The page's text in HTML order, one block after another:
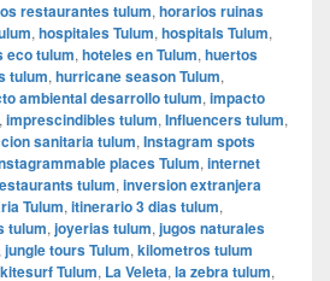
restaurantes tulum, horarios ruinas
, hospitales Tulum, hospitals Tulum,
eco tulum, hoteles en Tulum, huertos
tulum, hurricane season Tulum,
ambiental desarrollo tulum, impacto
, imprescindibles tulum, Influencers tulum,
sanitaria tulum, Instagram spots
places Tulum, internet
tulum, inversion extranjera
Tulum, itinerario 3 dias tulum,
tulum, joyerias tulum, jugos naturales
jungle tours Tulum, kilometros tulum
kitesurf Tulum, La Veleta, la zebra tulum,